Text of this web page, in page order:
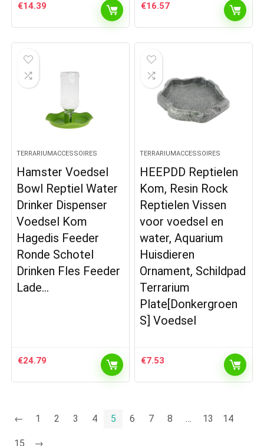
€14.39 €16.57
TERRARIUMACCESSOIRES
Hamster Voedsel
Bowl Reptiel Water
Drinker Dispenser
Voedsel Kom
Hagedis Feeder
Ronde Schotel
Drinken Fles Feeder
Lade…
€24.79
TERRARIUMACCESSOIRES
HEEPDD Reptielen
Kom, Resin Rock
Reptielen Vissen
voor voedsel en
water, Aquarium
Huisdieren
Ornament, Schildpad
Terrarium
Plate[Donkergroen
S] Voedsel
€7.53
← 1 2 3 4 5 6 7 8 … 13 14
15 →